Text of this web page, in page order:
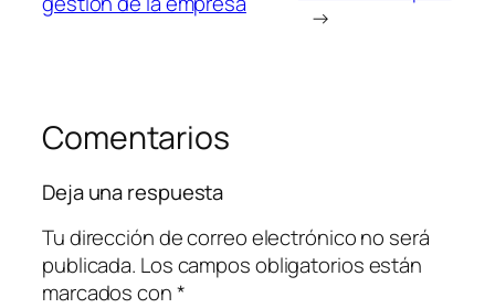
→
Comentarios
Deja una respuesta
Tu dirección de correo electrónico no será
publicada. Los campos obligatorios están
marcados con*